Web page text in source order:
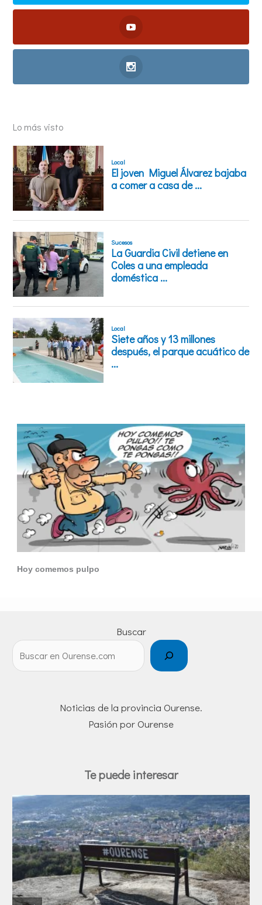
Lo más visto
Hoy comemos pulpo
Buscar
Noticias de la provincia Ourense.
Pasión por Ourense
Te puede interesar